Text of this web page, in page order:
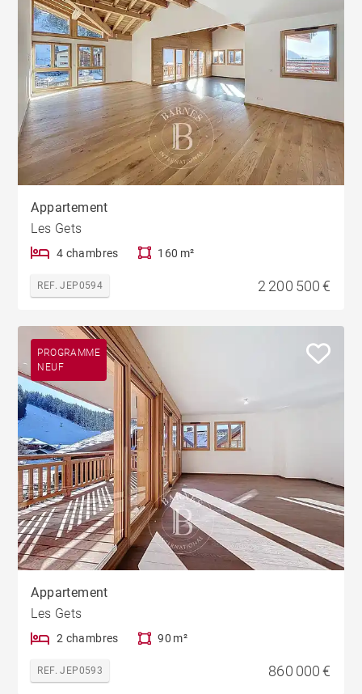
Appartement
Les Gets
4 chambres 160 m²
REF. JEP0594 2 200 500 €
PROGRAMME
NEUF
Appartement
Les Gets
2 chambres 90 m²
REF. JEP0593 860 000 €